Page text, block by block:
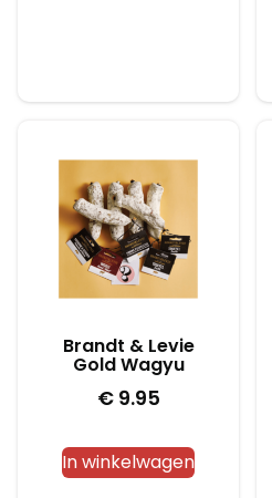
Brandt & Levie
Gold Wagyu
€ 9.95
In winkelwagen